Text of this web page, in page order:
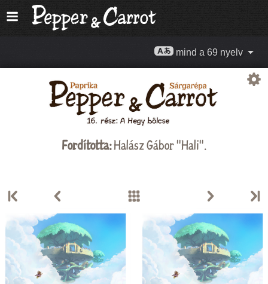
mind a 69 nyelv
Fordította:Halász Gábor "Hali".